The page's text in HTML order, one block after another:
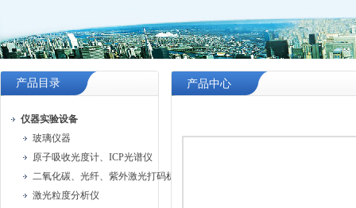
产品目录
仪器实验设备
玻璃仪器
原子吸收光度计、ICP光谱仪
二氧化碳、光纤、紫外激光打码机、油墨喷码机
激光粒度分析仪
产品中心